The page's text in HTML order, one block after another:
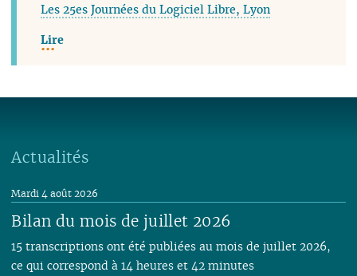
Les 25es Journées du Logiciel Libre, Lyon
Lire
Actualités
Bilan du mois de juillet 2026
Mardi 4 août 2026
15 transcriptions ont été publiées au mois de juillet 2026,
ce qui correspond à 14 heures et 42 minutes